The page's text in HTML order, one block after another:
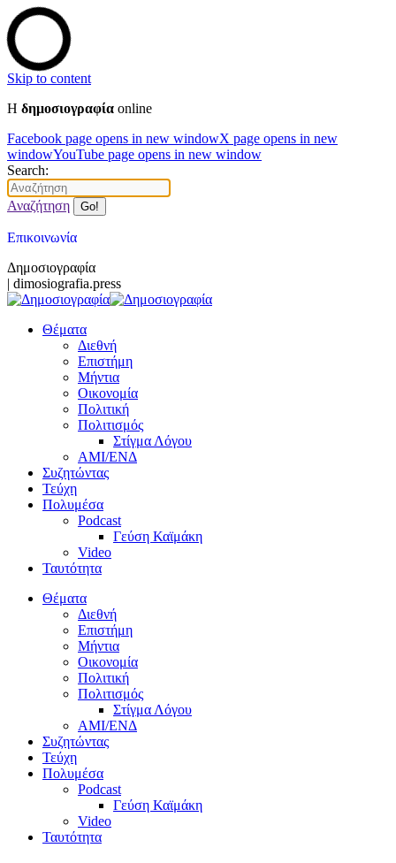
Skip to content
Η δημοσιογραφία online
Facebook page opens in new windowX page opens in new
windowYouTube page opens in new window
Search:
Αναζήτηση
Επικοινωνία
Δημοσιογραφία
| dimosiografia.press
Θέματα
Διεθνή
Επιστήμη
Μήντια
Οικονομία
Πολιτική
Πολιτισμός
Στίγμα Λόγου
AMI/ΕΝΔ
Συζητώντας
Τεύχη
Πολυμέσα
Podcast
Γεύση Καϊμάκη
Video
Ταυτότητα
Θέματα
Διεθνή
Επιστήμη
Μήντια
Οικονομία
Πολιτική
Πολιτισμός
Στίγμα Λόγου
AMI/ΕΝΔ
Συζητώντας
Τεύχη
Πολυμέσα
Podcast
Γεύση Καϊμάκη
Video
Ταυτότητα